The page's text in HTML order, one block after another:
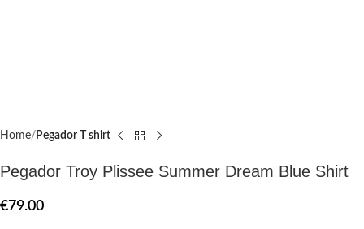
Home Pegador T shirt​
Pegador Troy Plissee Summer Dream Blue Shirt
€79.00